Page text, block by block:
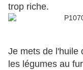
trop riche.
Je mets de l'huile
les légumes au